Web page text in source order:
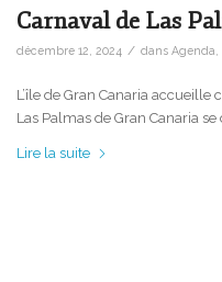
Carnaval de Las
décembre 12, 2024 / dans Agenda
L’île de Gran Canaria
Las Palmas de Gran Canaria
Lire la suite